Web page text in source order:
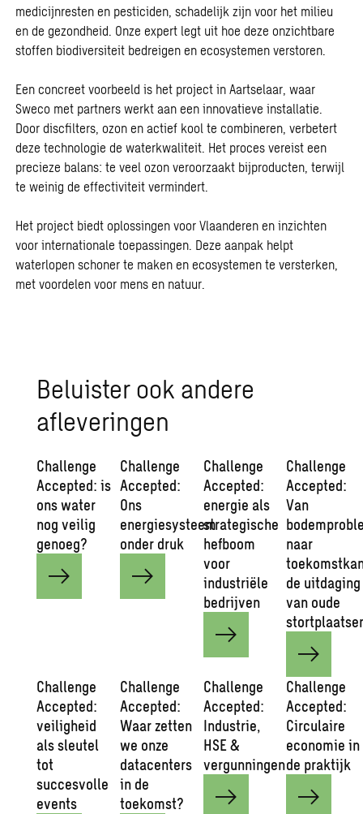
medicijnresten en pesticiden, schadelijk zijn voor het milieu
en de gezondheid. Onze expert legt uit hoe deze onzichtbare
stoffen biodiversiteitbedreigen en ecosystemen verstoren.
Een concreet voorbeeld is het project in Aartselaar, waar
Sweco met partners werkt aan een innovatieve installatie.
Door discfilters, ozon en actief kool te combineren, verbetert
deze technologie de waterkwaliteit. Het proces vereist een
precieze balans: te veel ozon veroorzaakt bijproducten, terwijl
te weinig de effectiviteit vermindert.
Het project biedt oplossingen voor Vlaanderen en inzichten
voor internationale toepassingen. Deze aanpak helpt
waterlopen schoner te maken en ecosystemen te versterken,
met voordelen voor mens en natuur.
Beluister ook andere
afleveringen
Challenge
Accepted: is
ons water
nog veilig
genoeg?
Challenge
Accepted:
Ons
energiesysteem
onder druk
Challenge
Accepted:
energie als
strategische
hefboom
voor
industriële
bedrijven
Challenge
Accepted:
Van
naar
de uitdaging
van oude
Challenge
Accepted:
veiligheid
als sleutel
tot
succesvolle
events
Challenge
Accepted:
Waar zetten
we onze
datacenters
in de
toekomst?
Challenge
Accepted:
Industrie,
HSE &
vergunningen
Challenge
Accepted:
Circulaire
economie in
de praktijk